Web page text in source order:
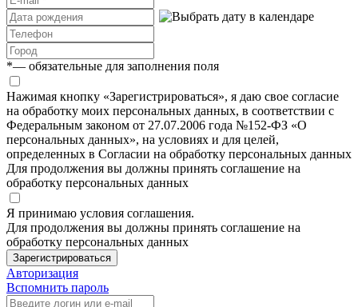
*— обязательные для заполнения поля
Нажимая кнопку «Зарегистрироваться», я даю свое согласие
на обработку моих персональных данных, в соответствии с
Федеральным законом от 27.07.2006 года №152-ФЗ «О
персональных данных», на условиях и для целей,
определенных в Согласии на обработку персональных данных
Для продолжения вы должны принять соглашение на
обработку персональных данных
Я принимаю условия соглашения.
Для продолжения вы должны принять соглашение на
обработку персональных данных
Зарегистрироваться
Авторизация
Вспомнить пароль